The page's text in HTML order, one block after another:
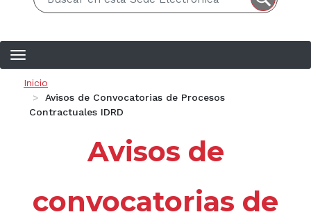
Ruta de navegación
Inicio
Avisos de Convocatorias de Procesos
Contractuales IDRD
Avisos de
convocatorias de